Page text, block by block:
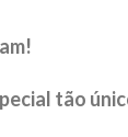
tão